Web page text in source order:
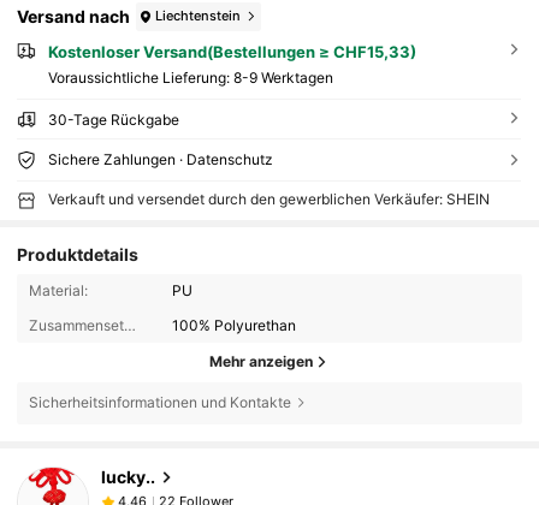
l, Vintage Herbst Accessoire, geeignet für Teenager, Jugendlic
he, Herren, lässig, Outdoor, Sport, Urlaub, Abschlussgeschenk,
Geburtstagsgeschenk, Alltagskleidung.
Versand nach Liechtenstein
Kostenloser Versand(Bestellungen ≥ CHF15,33)
Voraussichtliche Lieferung: 8-9 Werktagen
30-Tage Rückgabe
Sichere Zahlungen · Datenschutz
Verkauft und versendet durch den gewerblichen Verkäufer: SHEIN
Produktdetails
Material:
PU
Zusammensetzung:
100% Polyurethan
Mehr anzeigen
Sicherheitsinformationen und Kontakte
lucky..
4,46 22 Follower